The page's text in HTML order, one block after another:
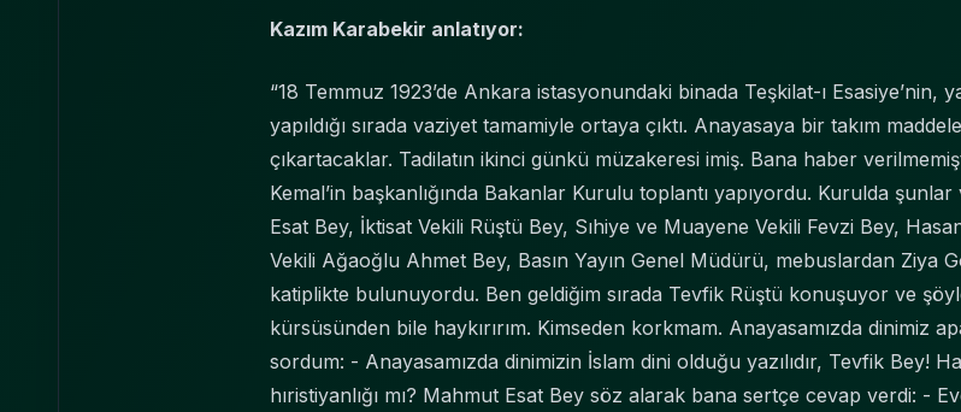
Kazım Karabekir anlatıyor:
“18 Temmuz 1923’de Ankara istasyonundaki binada Teşkilat-ı Esasiye’nin,
yapıldığı sırada vaziyet tamamiyle ortaya çıktı. Anayasaya bir takım
çıkartacaklar. Tadilatın ikinci günkü müzakeresi imiş. Bana haber
Kemal’in başkanlığında Bakanlar Kurulu toplantı yapıyordu. Kurulda
Esat Bey, İktisat Vekili Rüştü Bey, Sıhiye ve Muayene Vekili Fevzi Bey,
Vekili Ağaoğlu Ahmet Bey, Basın Yayın Genel Müdürü, mebuslardan Ziya
katiplikte bulunuyordu. Ben geldiğim sırada Tevfik Rüştü konuşuyor ve
kürsüsünden bile haykırırım. Kimseden korkmam. Anayasamızda dinimiz
sordum: - Anayasamızda dinimizin İslam dini olduğu yazılıdır, Tevfik Bey!
hıristiyanlığı mı? Mahmut Esat Bey söz alarak bana sertçe cevap verdi: -